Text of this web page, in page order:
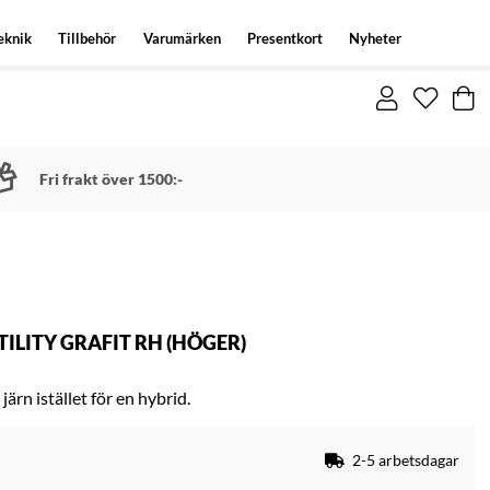
Tillbehör Varumärken Presentkort Nyheter
Fri frakt över 1500:-
GRAFIT RH (HÖGER)
istället för en hybrid.
2-5 arbetsdagar